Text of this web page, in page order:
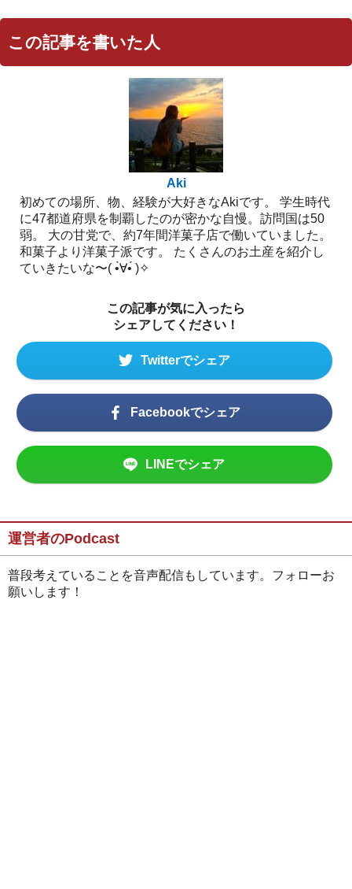
この記事を書いた人
Aki
初めての場所、物、経験が大好きなAkiです。 学生時代
に47都道府県を制覇したのが密かな自慢。訪問国は50
弱。 大の甘党で、約7年間洋菓子店で働いていました。
和菓子より洋菓子派です。 たくさんのお土産を紹介し
ていきたいな〜( •̀∀︎•́ )✧︎
この記事が気に入ったら
シェアしてください！
Twitterでシェア
Facebookでシェア
LINEでシェア
運営者のPodcast
普段考えていることを音声配信もしています。フォローお
願いします！